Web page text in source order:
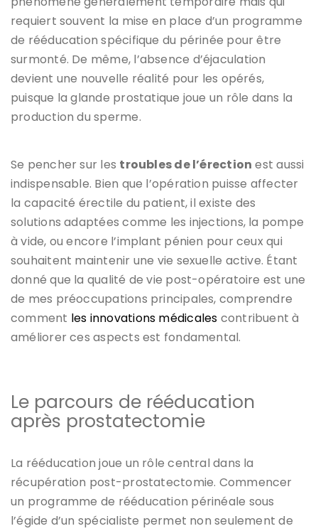
requiert souvent la mise en place d’un programme
de rééducation spécifique du périnée pour être
surmonté. De même, l’absence d’éjaculation
devient une nouvelle réalité pour les opérés,
puisque la glande prostatique joue un rôle dans la
production du sperme.
Se pencher sur les troubles de l’érection est aussi
indispensable. Bien que l’opération puisse affecter
la capacité érectile du patient, il existe des
solutions adaptées comme les injections, la pompe
à vide, ou encore l’implant pénien pour ceux qui
souhaitent maintenir une vie sexuelle active. Étant
donné que la qualité de vie post-opératoire est une
de mes préoccupations principales, comprendre
comment les innovations médicales contribuent à
améliorer ces aspects est fondamental.
Le parcours de rééducation
après prostatectomie
La rééducation joue un rôle central dans la
récupération post-prostatectomie. Commencer
un programme de rééducation périnéale sous
l’égide d’un spécialiste permet non seulement de